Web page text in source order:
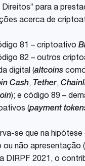
Direitos” para a
acerca de
81 – criptoativo
82 – outros
digital (altcoins
Cash, Tether,
); e código 89 –
(payment
se que na hipótese
ou não apresentação
DIRPF 2021, o